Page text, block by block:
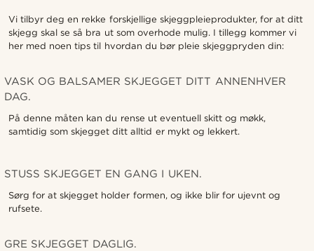
Vi tilbyr deg en rekke forskjellige skjeggpleieprodukter, for at ditt
skjegg skal se så bra ut som overhode mulig. I tillegg kommer vi
her med noen tips til hvordan du bør pleie skjeggpryden din:
VASK OG BALSAMER SKJEGGET DITT ANNENHVER
DAG.
På denne måten kan du rense ut eventuell skitt og møkk,
samtidig som skjegget ditt alltid er mykt og lekkert.
STUSS SKJEGGET EN GANG I UKEN.
Sørg for at skjegget holder formen, og ikke blir for ujevnt og
rufsete.
GRE SKJEGGET DAGLIG.